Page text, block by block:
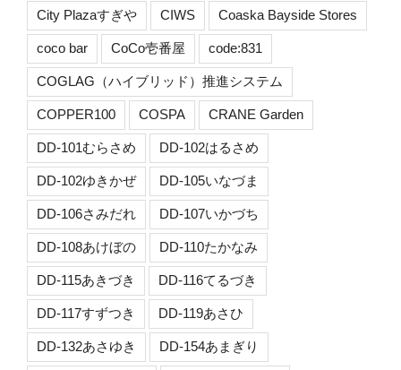
City Plazaすぎや CIWS Coaska Bayside Stores
coco bar CoCo壱番屋 code:831
COGLAG（ハイブリッド）推進システム
COPPER100 COSPA CRANE Garden
DD-101むらさめ DD-102はるさめ
DD-102ゆきかぜ DD-105いなづま
DD-106さみだれ DD-107いかづち
DD-108あけぼの DD-110たかなみ
DD-115あきづき DD-116てるづき
DD-117すずつき DD-119あさひ
DD-132あさゆき DD-154あまぎり